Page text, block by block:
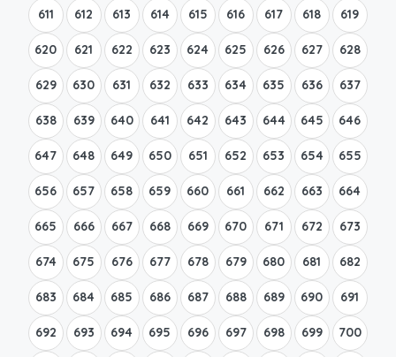
611 612 613 614 615 616 617 618 619
620 621 622 623 624 625 626 627 628
629 630 631 632 633 634 635 636 637
638 639 640 641 642 643 644 645 646
647 648 649 650 651 652 653 654 655
656 657 658 659 660 661 662 663 664
665 666 667 668 669 670 671 672 673
674 675 676 677 678 679 680 681 682
683 684 685 686 687 688 689 690 691
692 693 694 695 696 697 698 699 700